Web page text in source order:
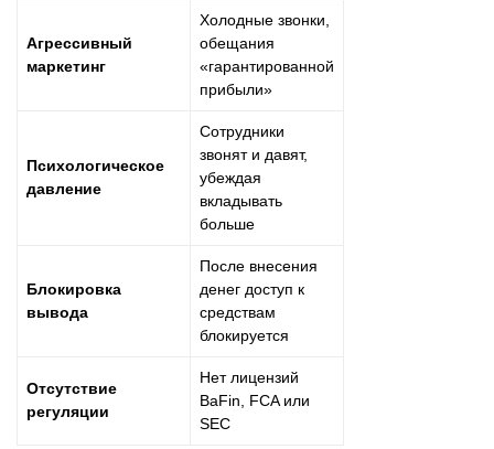
Агрессивный
маркетинг
Холодные звонки,
обещания
«гарантированной
прибыли»
Психологическое
давление
Сотрудники
звонят и давят,
убеждая
вкладывать
больше
Блокировка
вывода
После внесения
денег доступ к
средствам
блокируется
Отсутствие
регуляции
Нет лицензий
BaFin, FCA или
SEC